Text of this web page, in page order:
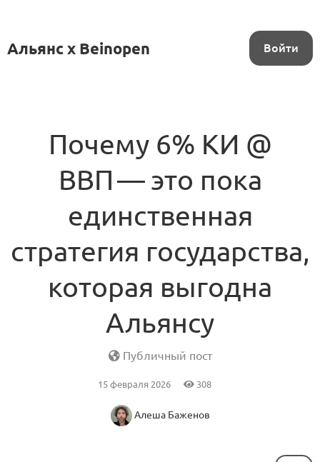
Альянс x Beinopen Войти
Почему 6% КИ @
ВВП — это пока
единственная
стратегия государства,
которая выгодна
Альянсу
Публичный пост
15 февраля 2026 308
Алеша Баженов